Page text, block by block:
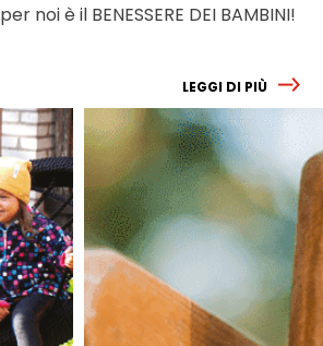
per noi è il BENESSERE DEI BAMBINI!
LEGGI DI PIÙ